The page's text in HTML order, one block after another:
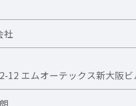
社
12 エムオーテックス新大阪ビ